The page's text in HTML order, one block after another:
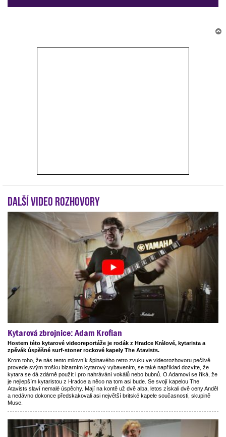
Další video rozhovory
Kytarová zbrojnice: Adam Krofian
Hostem této kytarové videoreportáže je rodák z Hradce Králové, kytarista a
zpěvák úspěšné surf-stoner rockové kapely The Atavists.
Krom toho, že nás tento milovník špinavého retro zvuku ve videorozhovoru pečlivě
provede svým trošku bizarním kytarový vybavením, se také například dozvíte, že
kytara se dá zdárně použít i pro nahrávání vokálů nebo bubnů. O Adamovi se říká, že
je nejlepším kytaristou z Hradce a něco na tom asi bude. Se svojí kapelou The
Atavists slaví nemalé úspěchy. Mají na kontě už dvě alba, letos získali dvě ceny Anděl
a nedávno dokonce předskakovali asi největší britské kapele současnosti, skupině
Muse.